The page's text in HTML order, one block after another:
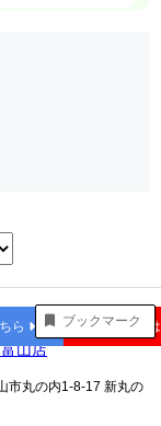
ブックマーク
山店
市丸の内1-8-17 新丸の
ら 公式サイト